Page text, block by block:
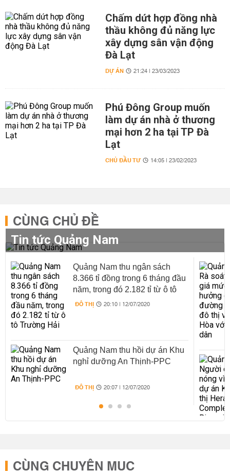
Chấm dứt hợp đồng nhà
thầu không đủ năng lực
xây dựng sân vận động
Đà Lạt
DỰ ÁN 21:24 | 23/03/2023
Phú Đông Group muốn
làm dự án nhà ở thương
mại hơn 2 ha tại TP Đà
Lạt
CHỦ ĐẦU TƯ 14:05 | 23/02/2023
CÙNG CHỦ ĐỀ
Tin tức Quảng Nam
Quảng Nam thu ngân sách
8.366 tỉ đồng trong 6 tháng đầu
năm, trong đó 2.182 tỉ từ ô tô
Trường Hải
ĐÔ THỊ 20:10 | 12/07/2020
Quảng Nam thu hồi dự án Khu
nghỉ dưỡng An Thịnh-PPC
ĐÔ THỊ 20:07 | 12/07/2020